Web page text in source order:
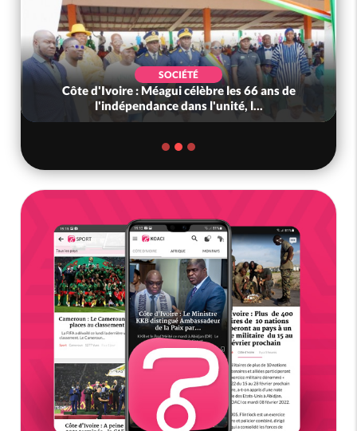
SOCIÉTÉ
Côte d'Ivoire : Méagui célèbre les 66 ans de
l'indépendance dans l'unité, l...